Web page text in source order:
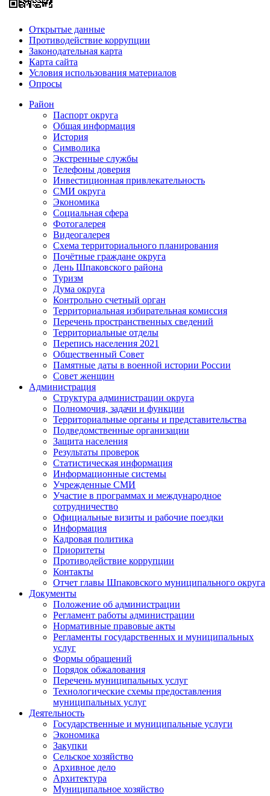
Открытые данные
Противодействие коррупции
Законодательная карта
Карта сайта
Условия использования материалов
Опросы
Район
Паспорт округа
Общая информация
История
Символика
Экстренные службы
Телефоны доверия
Инвестиционная привлекательность
СМИ округа
Экономика
Социальная сфера
Фотогалерея
Видеогалерея
Схема территориального планирования
Почётные граждане округа
День Шпаковского района
Туризм
Дума округа
Контрольно счетный орган
Территориальная избирательная комиссия
Перечень пространственных сведений
Территориальные отделы
Перепись населения 2021
Общественный Совет
Памятные даты в военной истории России
Совет женщин
Администрация
Структура администрации округа
Полномочия, задачи и функции
Территориальные органы и представительства
Подведомственные организации
Защита населения
Результаты проверок
Статистическая информация
Информационные системы
Учрежденные СМИ
Участие в программах и международное
сотрудничество
Официальные визиты и рабочие поездки
Информация
Кадровая политика
Приоритеты
Противодействие коррупции
Контакты
Отчет главы Шпаковского муниципального округа
Документы
Положение об администрации
Регламент работы администрации
Нормативные правовые акты
Регламенты государственных и муниципальных
услуг
Формы обращений
Порядок обжалования
Перечень муниципальных услуг
Технологические схемы предоставления
муниципальных услуг
Деятельность
Государственные и муниципальные услуги
Экономика
Закупки
Сельское хозяйство
Архивное дело
Архитектура
Муниципальное хозяйство